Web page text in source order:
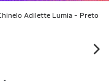
Adilette Lumia - Preto